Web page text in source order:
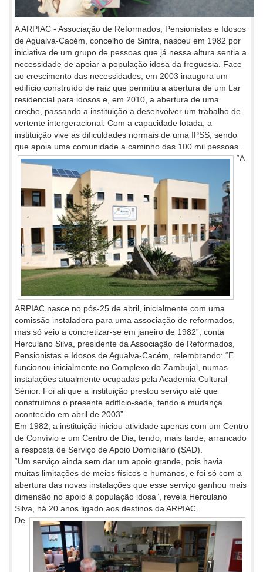
A ARPIAC - Associação de Reformados, Pensionistas e Idosos
de Agualva-Cacém, concelho de Sintra, nasceu em 1982 por
iniciativa de um grupo de pessoas que já nessa altura sentia a
necessidade de apoiar a população idosa da freguesia. Face
ao crescimento das necessidades, em 2003 inaugura um
edifício construído de raiz que permitiu a abertura de um Lar
residencial para idosos e, em 2010, a abertura de uma
creche, passando a instituição a desenvolver um trabalho de
vertente intergeracional. Com a capacidade lotada, a
instituição vive as dificuldades normais de uma IPSS, sendo
que apoia uma comunidade a caminho das 100 mil pessoas.
“A
ARPIAC nasce no pós-25 de abril, inicialmente com uma
comissão instaladora para uma associação de reformados,
mas só veio a concretizar-se em janeiro de 1982”, conta
Herculano Silva, presidente da Associação de Reformados,
Pensionistas e Idosos de Agualva-Cacém, relembrando: “E
funcionou inicialmente no Complexo do Zambujal, numas
instalações atualmente ocupadas pela Academia Cultural
Sénior. Foi ali que a instituição prestou serviço até que
construímos o presente edifício-sede, tendo a mudança
acontecido em abril de 2003”.
Em 1982, a instituição iniciou atividade apenas com um Centro
de Convívio e um Centro de Dia, tendo, mais tarde, arrancado
a resposta de Serviço de Apoio Domiciliário (SAD).
“Um serviço ainda sem dar um apoio grande, pois havia
muitas limitações de meios físicos e humanos, e foi só com a
abertura das novas instalações que esse serviço ganhou mais
dimensão no apoio à população idosa”, revela Herculano
Silva, há 20 anos ligado aos destinos da ARPIAC.
De